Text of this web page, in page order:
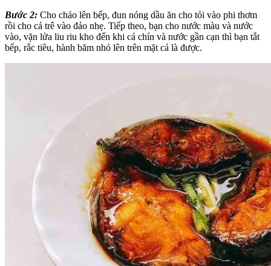
Bước 2: Cho chảo lên bếp, đun nóng dầu ăn cho tỏi vào phi thơm
rồi cho cá trê vào đảo nhẹ. Tiếp theo, bạn cho nước màu và nước
vào, vặn lửa liu riu kho đến khi cá chín và nước gần cạn thì bạn tắt
bếp, rắc tiêu, hành băm nhỏ lên trên mặt cá là được.